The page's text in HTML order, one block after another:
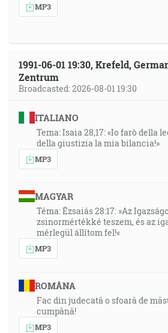
MP3
1991-06-01 19:30, Krefeld,
Zentrum
Broadcasted: 2026-08-01 19:30
ITALIANO
Tema: Isaia 28,17: «Io farò della
della giustizia la mia bilancia!»
MP3
MAGYAR
Téma: Ézsaiás 28:17: »Az
zsinormértékké teszem, és az
mérlegül állítom fel!«
MP3
ROMÂNA
Fac din judecată o sfoară de
cumpănă!
MP3